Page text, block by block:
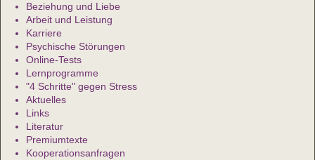
Beziehung und Liebe
Arbeit und Leistung
Karriere
Psychische Störungen
Online-Tests
Lernprogramme
"4 Schritte" gegen Stress
Aktuelles
Links
Literatur
Premiumtexte
Kooperationsanfragen